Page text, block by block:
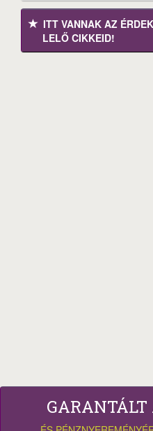
ITT VANNAK AZ
LELŐ CIKKEID!